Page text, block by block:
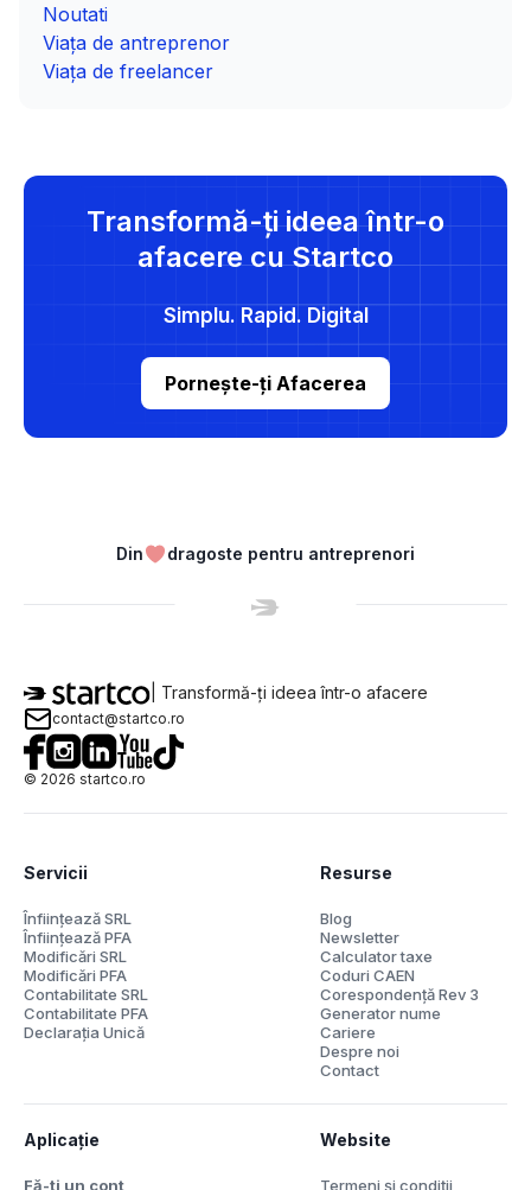
Noutati
Viața de antreprenor
Viața de freelancer
Transformă-ți ideea într-o
afacere cu Startco
Simplu. Rapid. Digital
Pornește-ți Afacerea
Din dragoste pentru antreprenori
| Transformă-ți ideea într-o afacere
contact@startco.ro
© 2026 startco.ro
Servicii
Înființează SRL
Înființează PFA
Modificări SRL
Modificări PFA
Contabilitate SRL
Contabilitate PFA
Declarația Unică
Resurse
Blog
Newsletter
Calculator taxe
Coduri CAEN
Corespondență Rev 3
Generator nume
Cariere
Despre noi
Contact
Aplicație
Fă-ți un cont
Website
Termeni și condiții